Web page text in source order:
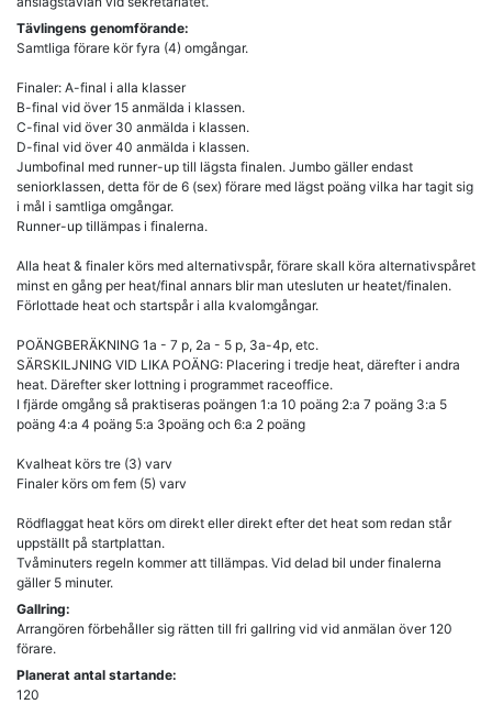
Tävlingens genomförande:
Samtliga förare kör fyra (4) omgångar.
Finaler: A-final i alla klasser
B-final vid över 15 anmälda i klassen.
C-final vid över 30 anmälda i klassen.
D-final vid över 40 anmälda i klassen.
Jumbofinal med runner-up till lägsta finalen. Jumbo gäller endast
seniorklassen, detta för de 6 (sex) förare med lägst poäng vilka har tagit sig
i mål i samtliga omgångar.
Runner-up tillämpas i finalerna.
Alla heat & finaler körs med alternativspår, förare skall köra alternativspåret
minst en gång per heat/final annars blir man utesluten ur heatet/finalen.
Förlottade heat och startspår i alla kvalomgångar.
POÄNGBERÄKNING 1a - 7 p, 2a - 5 p, 3a-4p, etc.
SÄRSKILJNING VID LIKA POÄNG: Placering i tredje heat, därefter i andra
heat. Därefter sker lottning i programmet raceoffice.
I fjärde omgång så praktiseras poängen 1:a 10 poäng 2:a 7 poäng 3:a 5
poäng 4:a 4 poäng 5:a 3poäng och 6:a 2 poäng
Kvalheat körs tre (3) varv
Finaler körs om fem (5) varv
Rödflaggat heat körs om direkt eller direkt efter det heat som redan står
uppställt på startplattan.
Tvåminuters regeln kommer att tillämpas. Vid delad bil under finalerna
Gallring:
Arrangören förbehåller sig rätten till fri gallring vid vid anmälan över 120
förare.
Planerat antal startande:
120